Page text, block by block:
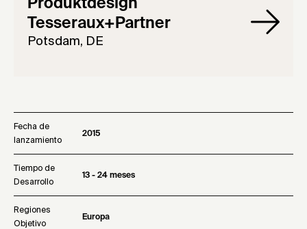
Produktdesign
Tesseraux+Partner
Potsdam, DE
Fecha de
lanzamiento
2015
Tiempo de
Desarrollo
13 - 24 meses
Regiones
Objetivo
Europa